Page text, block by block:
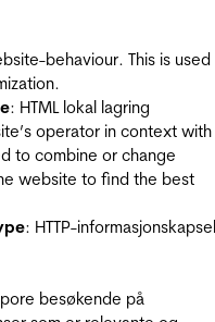
behaviour. This is used
: HTML lokal lagring
operator in context with
to combine or change
website to find the best
: HTTP-informasjonskapsel
besøkende på